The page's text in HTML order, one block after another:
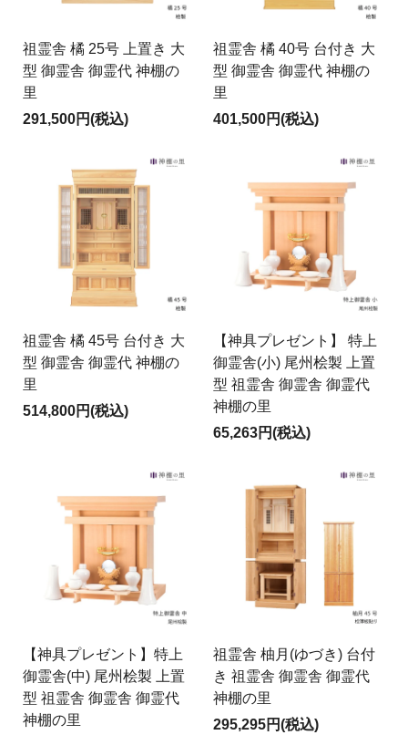
祖霊舎 橘 25号 上置き 大
型 御霊舎 御霊代 神棚の
里
291,500円(税込)
祖霊舎 橘 40号 台付き 大
型 御霊舎 御霊代 神棚の
里
401,500円(税込)
祖霊舎 橘 45号 台付き 大
型 御霊舎 御霊代 神棚の
里
514,800円(税込)
【神具プレゼント】 特上
御霊舎(小) 尾州桧製 上置
型 祖霊舎 御霊舎 御霊代
神棚の里
65,263円(税込)
【神具プレゼント】特上
御霊舎(中) 尾州桧製 上置
型 祖霊舎 御霊舎 御霊代
神棚の里
祖霊舎 柚月(ゆづき) 台付
き 祖霊舎 御霊舎 御霊代
神棚の里
295,295円(税込)